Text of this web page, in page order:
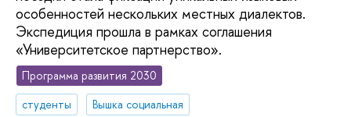
особенностей нескольких местных диалектов.
Экспедиция прошла в рамках соглашения
«Университетское партнерство».
Программа развития 2030
студенты
Вышка социальная